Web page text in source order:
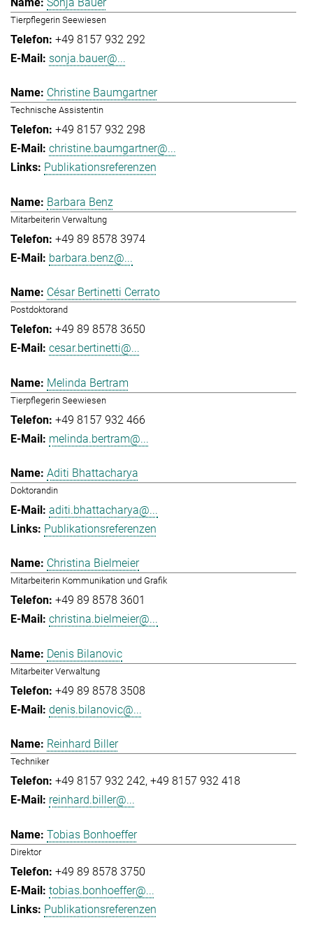
Tierpflegerin Seewiesen
+49 8157 932 292
sonja.bauer@...
Christine Baumgartner
Technische Assistentin
+49 8157 932 298
christine.baumgartner@...
Publikationsreferenzen
Barbara Benz
Mitarbeiterin Verwaltung
+49 89 8578 3974
barbara.benz@...
César Bertinetti Cerrato
Postdoktorand
+49 89 8578 3650
cesar.bertinetti@...
Melinda Bertram
Tierpflegerin Seewiesen
+49 8157 932 466
melinda.bertram@...
Aditi Bhattacharya
Doktorandin
aditi.bhattacharya@...
Publikationsreferenzen
Christina Bielmeier
Mitarbeiterin Kommunikation und Grafik
+49 89 8578 3601
christina.bielmeier@...
Denis Bilanovic
Mitarbeiter Verwaltung
+49 89 8578 3508
denis.bilanovic@...
Reinhard Biller
Techniker
+49 8157 932 242 +49 8157 932 418
reinhard.biller@...
Tobias Bonhoeffer
Direktor
+49 89 8578 3750
tobias.bonhoeffer@...
Publikationsreferenzen